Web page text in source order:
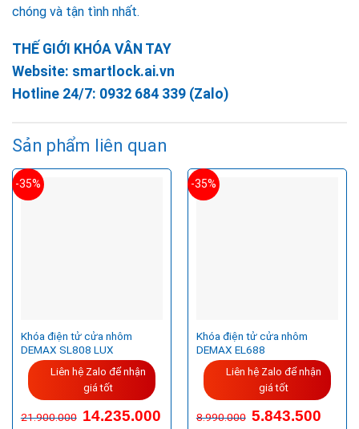
chóng và tận tình nhất.
THẾ GIỚI KHÓA VÂN TAY
Website: smartlock.ai.vn
Hotline 24/7: 0932 684 339 (Zalo)
Sản phẩm liên quan
-35%
Khóa điện tử cửa nhôm
DEMAX SL808 LUX
Liên hệ Zalo để nhận
giá tốt
21.900.000 14.235.000
-35%
Khóa điện tử cửa nhôm
DEMAX EL688
Liên hệ Zalo để nhận
giá tốt
8.990.000 5.843.500